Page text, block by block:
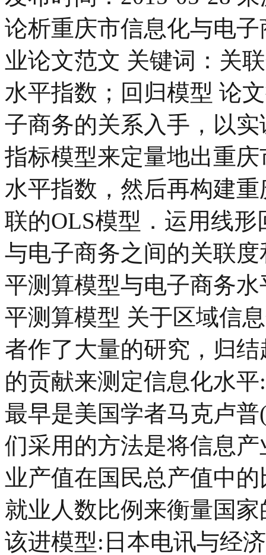
论析重庆市信息化与电
业论文范文 关键词：关
水平指数；回归模型 论
子商务的关系入手，以
指标模型来定量地出重
水平指数，然后再构建
联的OLS模型．运用线
与电子商务之间的关联
平测算模型与电子商务
平测算模型 关于区域信
者作了大量的研究，归
的贡献来测定信息化水
最早是美国学者马克卢普
们采用的方法是将信息
业产值在国民总产值中
就业人数比例来衡量国
该进模型:日本电讯与经